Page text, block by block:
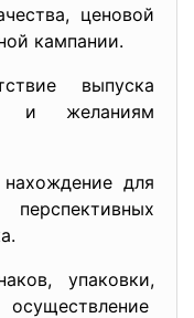
ценовой
кампании.
выпуска
и желаниям
для
упаковки,
осуществление